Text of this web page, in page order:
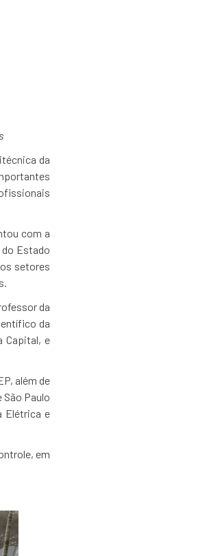
da
com a
Estado
setores
da
da
Capital, e
além de
Paulo
Elétrica e
em